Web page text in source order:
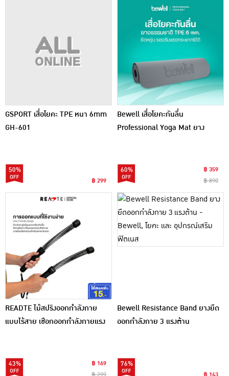
GSPORT เสื่อโยคะ TPE หนา 6mm
GH-601
50%
฿ 299
Bewell เสื่อโยคะกันลื่น
Professional Yoga Mat ยาง
60%
฿ 359
฿ 890
READTE ไม้สปริงออกกำลังกาย
แบบไร้สาย เชือกออกกำลังกายแรง
43%
฿ 169
Bewell Resistance Band ยางยืด
ออกกำลังกาย 3 แรงต้าน
76%